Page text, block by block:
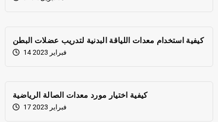
كيفية استخدام معدات اللياقة البدنية لتدريب عضلات البطن
14 فبراير 2023
كيفية اختيار مورد معدات الصالة الرياضية
17 فبراير 2023